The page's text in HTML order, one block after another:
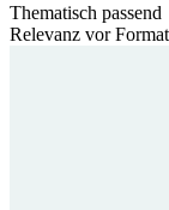
Thematisch passend
Relevanz vor